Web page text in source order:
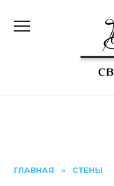
ГЛАВНАЯ » СТЕНЫ